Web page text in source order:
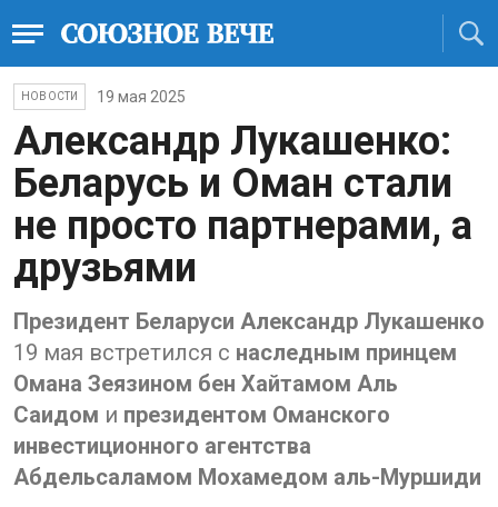
НОВОСТИ 19 мая 2025
Александр Лукашенко:
Беларусь и Оман стали
не просто партнерами, а
друзьями
Президент Беларуси Александр Лукашенко
19 мая встретился с наследным принцем
Омана Зеязином бен Хайтамом Аль
Саидом и президентом Оманского
инвестиционного агентства
Абдельсаламом Мохамедом аль-Муршиди